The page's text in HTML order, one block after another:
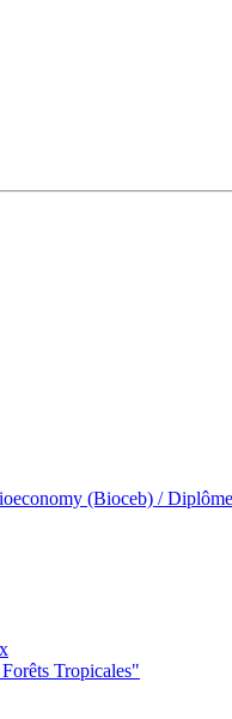
(Bioceb) /
Tropicales"